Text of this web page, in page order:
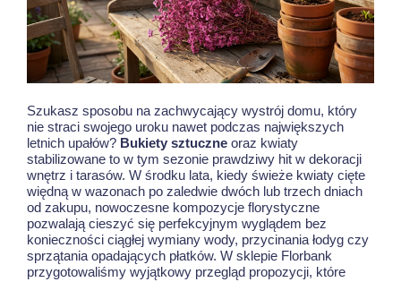
Szukasz sposobu na zachwycający wystrój domu, który
nie straci swojego uroku nawet podczas największych
letnich upałów? Bukiety sztuczne oraz kwiaty
stabilizowane to w tym sezonie prawdziwy hit w dekoracji
wnętrz i tarasów. W środku lata, kiedy świeże kwiaty cięte
więdną w wazonach po zaledwie dwóch lub trzech dniach
od zakupu, nowoczesne kompozycje florystyczne
pozwalają cieszyć się perfekcyjnym wyglądem bez
konieczności ciągłej wymiany wody, przycinania łodyg czy
sprzątania opadających płatków. W sklepie Florbank
przygotowaliśmy wyjątkowy przegląd propozycji, które